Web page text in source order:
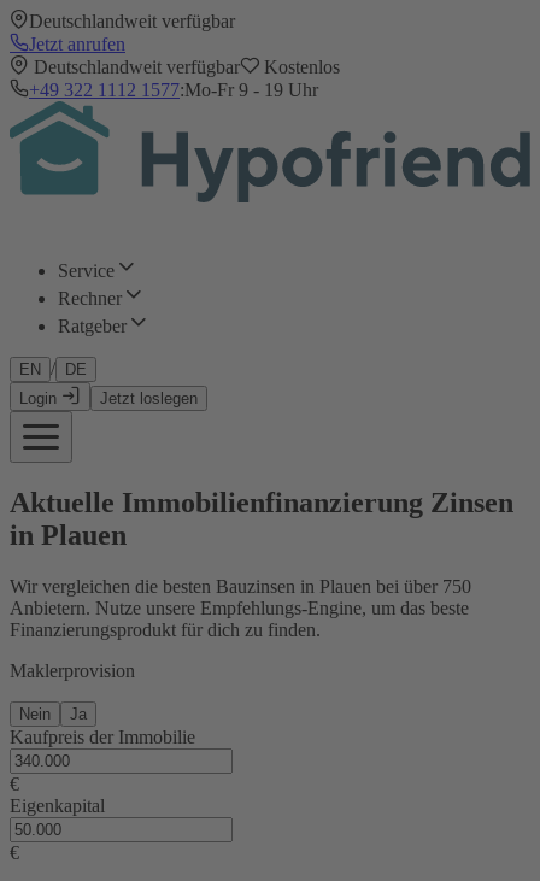
Deutschlandweit verfügbar
Jetzt anrufen
Deutschlandweit verfügbar
Kostenlos
+49 322 1112 1577:Mo-Fr 9 - 19 Uhr
Service
Rechner
Ratgeber
EN /
DE
Login
Jetzt loslegen
Aktuelle Immobilienfinanzierung Zinsen
in Plauen
Wir vergleichen die besten Bauzinsen in Plauen bei über 750
Anbietern. Nutze unsere Empfehlungs-Engine, um das beste
Finanzierungsprodukt für dich zu finden.
Maklerprovision
Nein Ja
Kaufpreis der Immobilie
€
Eigenkapital
€